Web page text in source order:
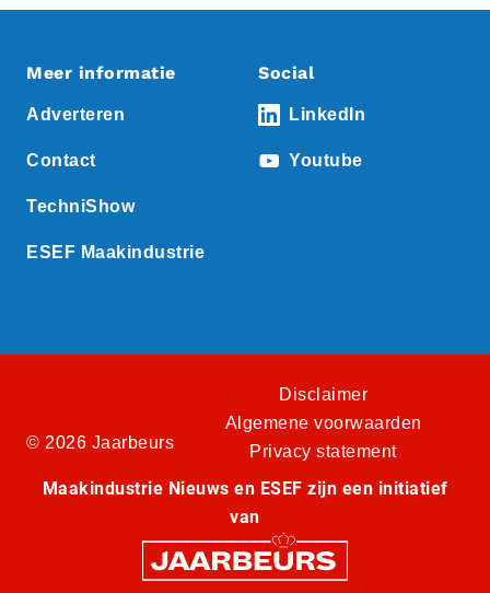
Meer informatie
Adverteren
Contact
TechniShow
ESEF Maakindustrie
Social
LinkedIn
Youtube
© 2026 Jaarbeurs
Disclaimer
Algemene voorwaarden
Privacy statement
Maakindustrie Nieuws en ESEF zijn een initiatief
van